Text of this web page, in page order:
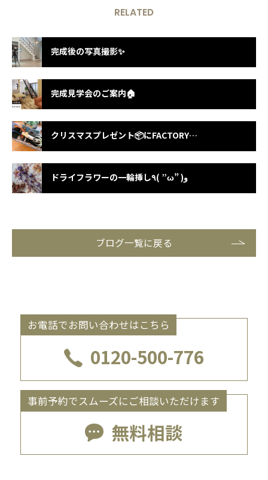
RELATED
完成後の写真撮影✨
完成見学会のご案内🏠
クリスマスプレゼント📦にFACTORYの雑貨はいかがでしょうか？
ドライフラワーの一輪挿し٩( ”ω” )و
ブログ一覧に戻る
お電話でお問い合わせはこちら
0120-500-776
事前予約でスムーズにご相談いただけます
無料相談